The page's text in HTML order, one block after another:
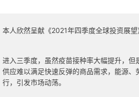
本人欣然呈献《2021年四季度全球投资展望
进入三季度，虽然疫苗接种率大幅提升，
供应难以满足快速反弹的商品需求，能源
行，引发市场动荡。